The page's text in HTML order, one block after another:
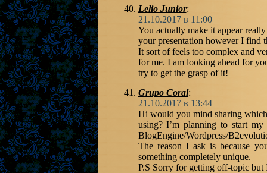
Lelio Junior:
21.10.2017 в 11:00
You actually make it appear
your presentation however I find
It sort of feels too complex and
for me. I am looking ahead for
try to get the grasp of it!
Grupo Coral:
21.10.2017 в 13:44
Hi would you mind sharing
using? I’m planning to start
BlogEngine/Wordpress/
The reason I ask is because
something completely unique.
P.S Sorry for getting off-topic but